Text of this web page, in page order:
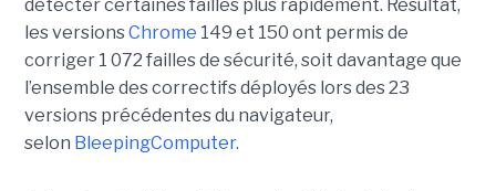
détecter certaines failles plus rapidement. Résultat,
les versionsChrome 149 et 150 ont permis de
corriger 1 072 failles de sécurité, soit davantage que
l’ensemble des correctifs déployés lors des 23
versions précédentes du navigateur,
selon BleepingComputer.